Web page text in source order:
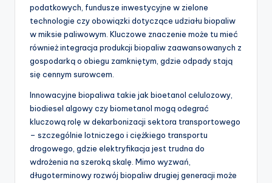
podatkowych, fundusze inwestycyjne w zielone
technologie czy obowiązki dotyczące udziału biopaliw
w miksie paliwowym. Kluczowe znaczenie może tu mieć
również integracja produkcji biopaliw zaawansowanych z
gospodarką o obiegu zamkniętym, gdzie odpady stają
się cennym surowcem.
Innowacyjne biopaliwa takie jak bioetanol celulozowy,
biodiesel algowy czy biometanol mogą odegrać
kluczową rolę w dekarbonizacji sektora transportowego
– szczególnie lotniczego i ciężkiego transportu
drogowego, gdzie elektryfikacja jest trudna do
wdrożenia na szeroką skalę. Mimo wyzwań,
długoterminowy rozwój biopaliw drugiej generacji może